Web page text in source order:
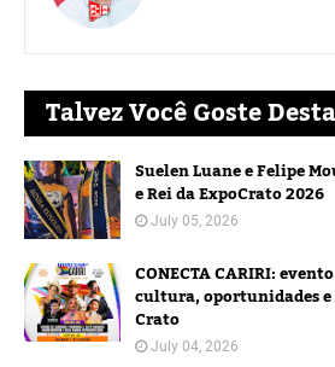
Talvez Você Goste
Suelen Luane e Felipe
e Rei da ExpoCrato 2026
July 05, 2026
CONECTA CARIRI:
cultura, oportunidades
Crato
July 04, 2026